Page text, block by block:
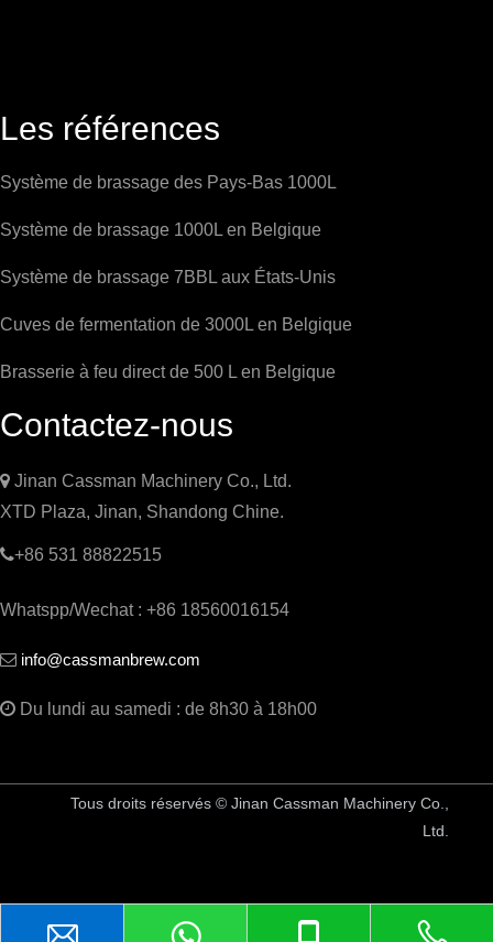
Les références
Système de brassage des Pays-Bas 1000L
Système de brassage 1000L en Belgique
Système de brassage 7BBL aux États-Unis
Cuves de fermentation de 3000L en Belgique
Brasserie à feu direct de 500 L en Belgique
Contactez-nous
 Jinan Cassman Machinery Co., Ltd.
XTD Plaza, Jinan, Shandong Chine.
+86 531 88822515
Whatspp/Wechat : +86 18560016154
 info@cassmanbrew.com
 Du lundi au samedi : de 8h30 à 18h00
Tous droits réservés © Jinan Cassman Machinery Co.,
Ltd.